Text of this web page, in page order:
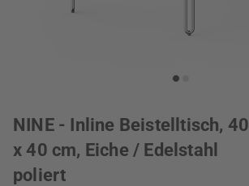
NINE - Inline Beistelltisch, 40
x 40 cm, Eiche / Edelstahl
poliert